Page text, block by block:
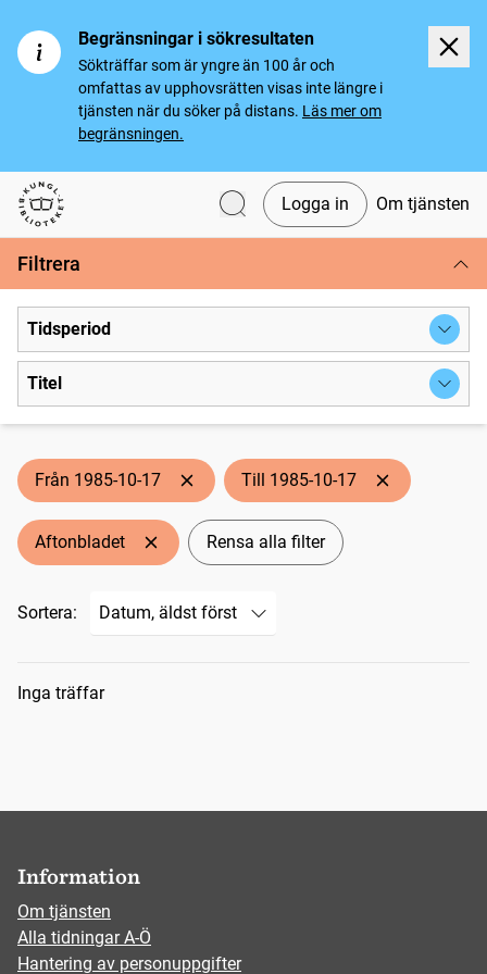
Begränsningar i sökresultaten
Sökträffar som är yngre än 100 år och
omfattas av upphovsrätten visas inte längre i
tjänsten när du söker på distans. Läs mer om
begränsningen.
Svenska tidningar
Logga in Om tjänsten
Filtrera
Tidsperiod
Titel
Från 1985-10-17 Till 1985-10-17
Aftonbladet Rensa alla filter
Sortera:
Sökresultat
Inga träffar
Information
Om tjänsten
Alla tidningar A-Ö
Hantering av personuppgifter